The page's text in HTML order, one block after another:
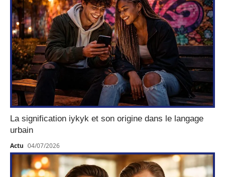
La signification iykyk et son origine dans le langage
urbain
Actu 04/07/2026